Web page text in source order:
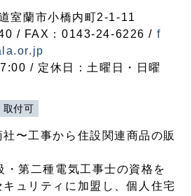
室蘭市小橋内町2-1-11
/ FAX：0143-24-6226 / f
/ 定休日：土曜日・日曜
取付可
〜工事から住設関連商品の販
・第二種電気工事士の資格を
ュリティに加盟し、個人住宅